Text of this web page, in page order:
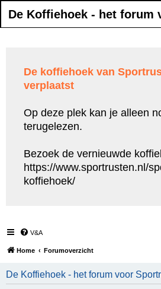
De Koffiehoek - het forum
De koffiehoek van
verplaatst
Op deze plek kan je alleen
terugelezen.
Bezoek de vernieuwde
https://www.sportrusten.nl/
koffiehoek/
V&A
Home Forumoverzicht
De Koffiehoek - het forum voor